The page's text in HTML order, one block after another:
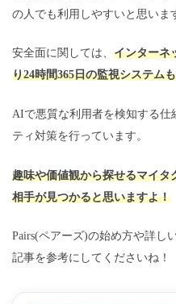
の人でも利用しやすいと思いま
安全面に関しては、 インターネ
り24時間365日の監視システム
AIで悪質な利用者を検知する仕
ティ対策を行っています。
趣味や価値観から探せるマイ
相手が見つかると思いますよ！
Pairs(ペアーズ)の始め方や詳し
記事を参考にしてくださいね！